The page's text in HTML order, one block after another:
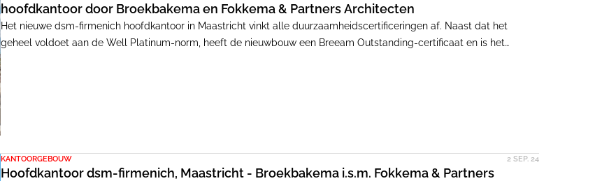
hoofdkantoor door Broekbakema en Fokkema & Partners Architecten
Het nieuwe dsm-firmenich hoofdkantoor in Maastricht vinkt alle duurzaamheidscertificeringen af. Naast dat het
geheel voldoet aan de Well Platinum-norm, heeft de nieuwbouw een Breeam Outstanding-certificaat en is het
KANTOORGEBOUW 2 SEP. 24
Hoofdkantoor dsm-firmenich, Maastricht - Broekbakema i.s.m. Fokkema & Partners